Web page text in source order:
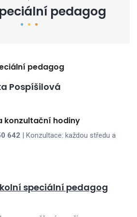
pedagog
pedagog
Pospíšilová
konzultační hodiny
642 | Konzultace: každou středu a
speciální pedagog